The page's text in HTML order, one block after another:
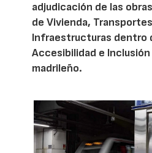
adjudicación de las
de Vivienda,
Infraestructuras dentro
Accesibilidad e
madrileño.